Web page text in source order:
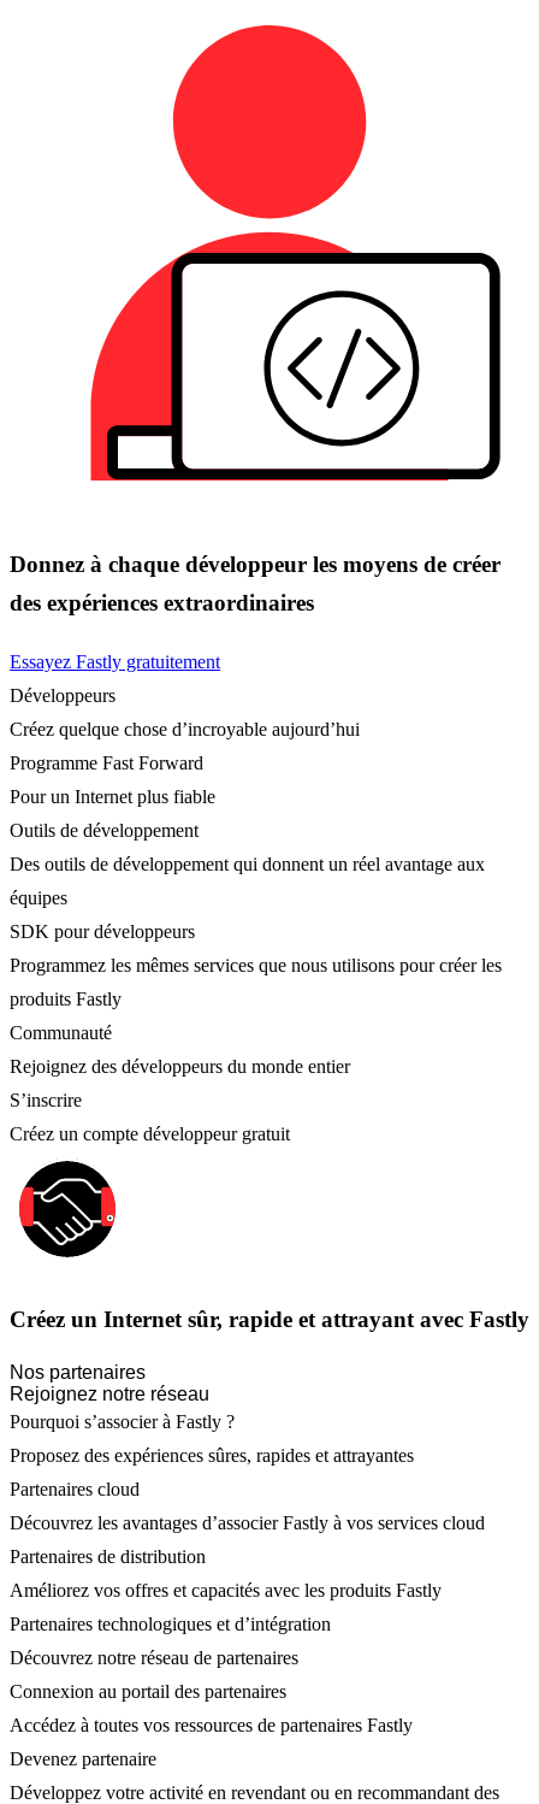
Donnez à chaque développeur les moyens de créer
des expériences extraordinaires
Essayez Fastly gratuitement
Développeurs
Créez quelque chose d’incroyable aujourd’hui
Programme Fast Forward
Pour un Internet plus fiable
Outils de développement
Des outils de développement qui donnent un réel avantage aux
équipes
SDK pour développeurs
Programmez les mêmes services que nous utilisons pour créer les
produits Fastly
Communauté
Rejoignez des développeurs du monde entier
S’inscrire
Créez un compte développeur gratuit
Créez un Internet sûr, rapide et attrayant avec Fastly
Nos partenaires
Rejoignez notre réseau
Pourquoi s’associer à Fastly ?
Proposez des expériences sûres, rapides et attrayantes
Partenaires cloud
Découvrez les avantages d’associer Fastly à vos services cloud
Partenaires de distribution
Améliorez vos offres et capacités avec les produits Fastly
Partenaires technologiques et d’intégration
Découvrez notre réseau de partenaires
Connexion au portail des partenaires
Accédez à toutes vos ressources de partenaires Fastly
Devenez partenaire
Développez votre activité en revendant ou en recommandant des